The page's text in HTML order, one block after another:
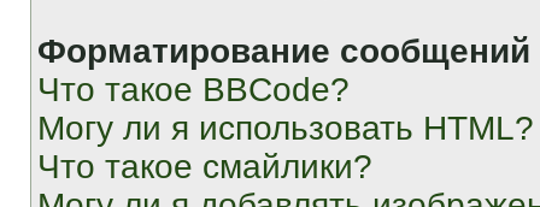
Форматирование
Что такое BBCode?
Могу ли я использовать HTML?
Что такое смайлики?